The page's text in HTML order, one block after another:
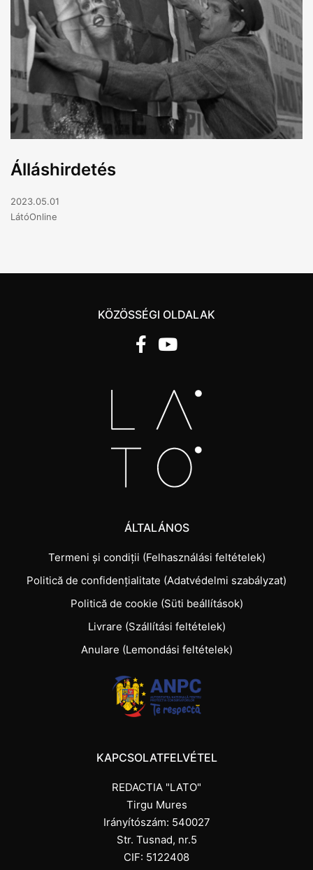
Álláshirdetés
2023.05.01
LátóOnline
KÖZÖSSÉGI OLDALAK
ÁLTALÁNOS
Termeni și condiții (Felhasználási feltételek)
Politică de confidențialitate (Adatvédelmi szabályzat)
Politică de cookie (Süti beállítások)
Livrare (Szállítási feltételek)
Anulare (Lemondási feltételek)
KAPCSOLATFELVÉTEL
REDACTIA "LATO"
Tirgu Mures
Irányítószám: 540027
Str. Tusnad, nr.5
CIF: 5122408